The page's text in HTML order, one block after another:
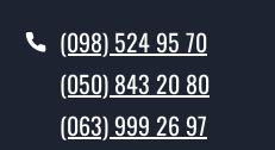
В тот же день в течении
условии наличия их на
день.
(098) 524 95 70
(050) 843 20 80
(063) 999 26 97